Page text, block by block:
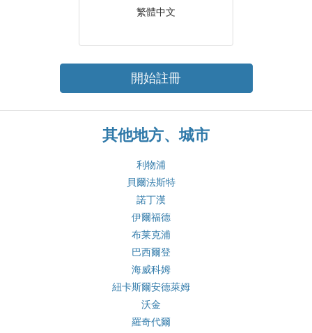
繁體中文
開始註冊
其他地方、城市
利物浦
貝爾法斯特
諾丁漢
伊爾福德
布莱克浦
巴西爾登
海威科姆
紐卡斯爾安德萊姆
沃金
羅奇代爾